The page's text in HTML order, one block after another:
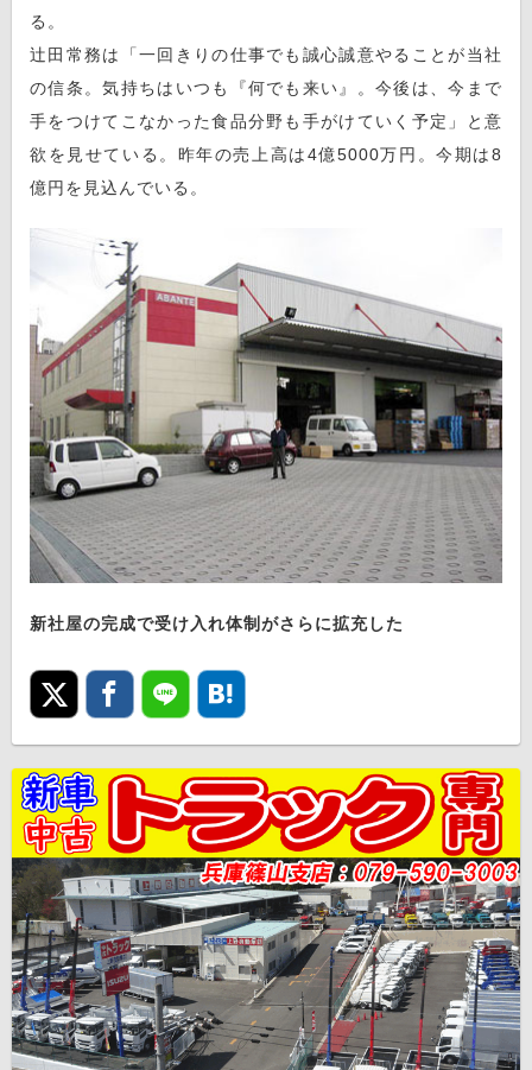
る。
辻田常務は「一回きりの仕事でも誠心誠意やることが当社
の信条。気持ちはいつも『何でも来い』。今後は、今まで
手をつけてこなかった食品分野も手がけていく予定」と意
欲を見せている。昨年の売上高は4億5000万円。今期は8
億円を見込んでいる。
新社屋の完成で受け入れ体制がさらに拡充した